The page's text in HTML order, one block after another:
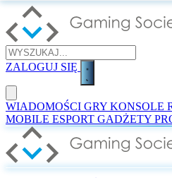
ZALOGUJ SIĘ
WIADOMOŚCI GRY KONSOLE
MOBILE ESPORT GADŻETY